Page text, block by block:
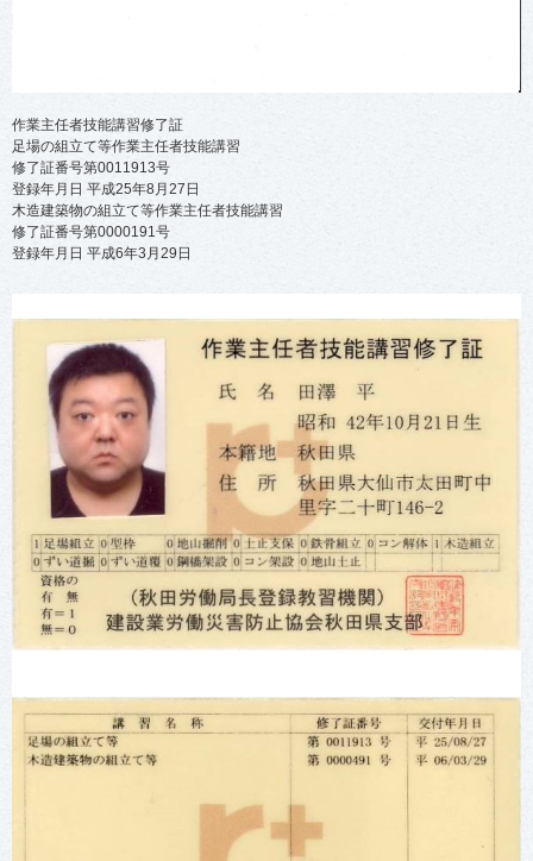
作業主任者技能講習修了証
足場の組立て等作業主任者技能講習
修了証番号第0011913号
登録年月日 平成25年8月27日
木造建築物の組立て等作業主任者技能講習
修了証番号第0000191号
登録年月日 平成6年3月29日